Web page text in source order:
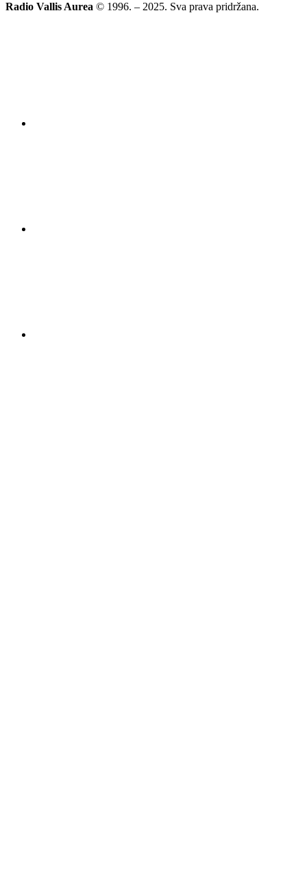
Radio Vallis Aurea © 1996. – 2025. Sva prava pridržana.